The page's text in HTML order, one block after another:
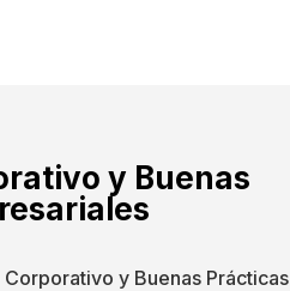
y Buenas
y Buenas Prácticas